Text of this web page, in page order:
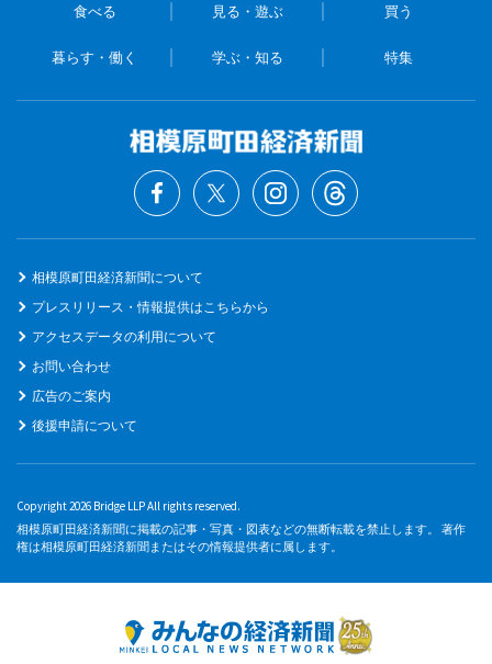
食べる 見る・遊ぶ 買う
暮らす・働く 学ぶ・知る 特集
相模原町田経済新聞について
プレスリリース・情報提供はこちらから
アクセスデータの利用について
お問い合わせ
広告のご案内
後援申請について
Copyright 2026 Bridge LLP All rights reserved.
相模原町田経済新聞に掲載の記事・写真・図表などの無断転載を禁止します。 著作
権は相模原町田経済新聞またはその情報提供者に属します。